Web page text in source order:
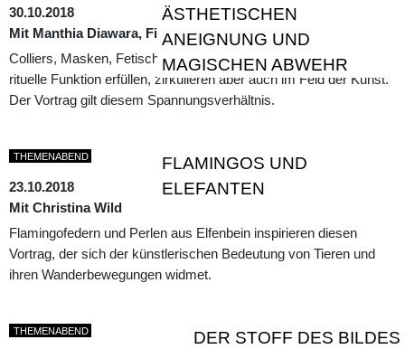
ÄSTHETISCHEN
ANEIGNUNG UND
MAGISCHEN ABWEHR
30.10.2018
Mit Manthia Diawara, Filmemacher und Kulturtheoretiker
Colliers, Masken, Fetische und dergleichen Dinge können eine
rituelle Funktion erfüllen, zirkulieren aber auch im Feld der Kunst.
Der Vortrag gilt diesem Spannungsverhältnis.
FLAMINGOS UND
ELEFANTEN
THEMENABEND
23.10.2018
Mit Christina Wild
Flamingofedern und Perlen aus Elfenbein inspirieren diesen
Vortrag, der sich der künstlerischen Bedeutung von Tieren und
ihren Wanderbewegungen widmet.
DER STOFF DES BILDES
THEMENABEND